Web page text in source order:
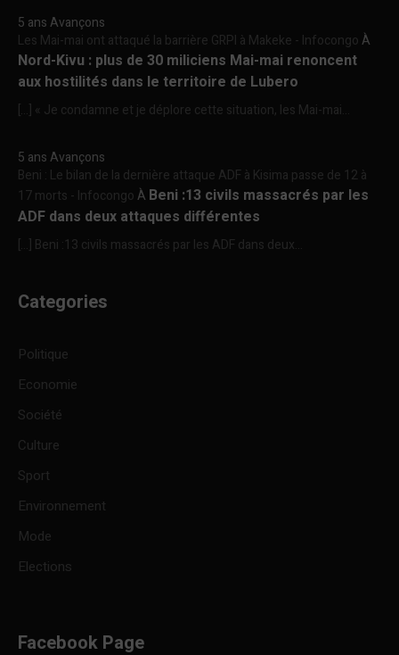
5 ans Avançons
Les Mai-mai ont attaqué la barrière GRPI à Makeke - InfocongoÀ
Nord-Kivu : plus de 30 miliciens Mai-mai renoncent
aux hostilités dans le territoire de Lubero
[…] « Je condamne et je déplore cette situation, les Mai-mai...
5 ans Avançons
Beni : Le bilan de la dernière attaque ADF à Kisima passe de 12 à
17 morts - InfocongoÀ Beni :13 civils massacrés par les
ADF dans deux attaques différentes
[…] Beni :13 civils massacrés par les ADF dans deux...
Categories
Politique
Economie
Société
Culture
Sport
Environnement
Mode
Elections
Facebook Page